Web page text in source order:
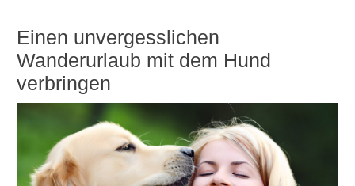
Einen unvergesslichen
Wanderurlaub mit dem Hund
verbringen